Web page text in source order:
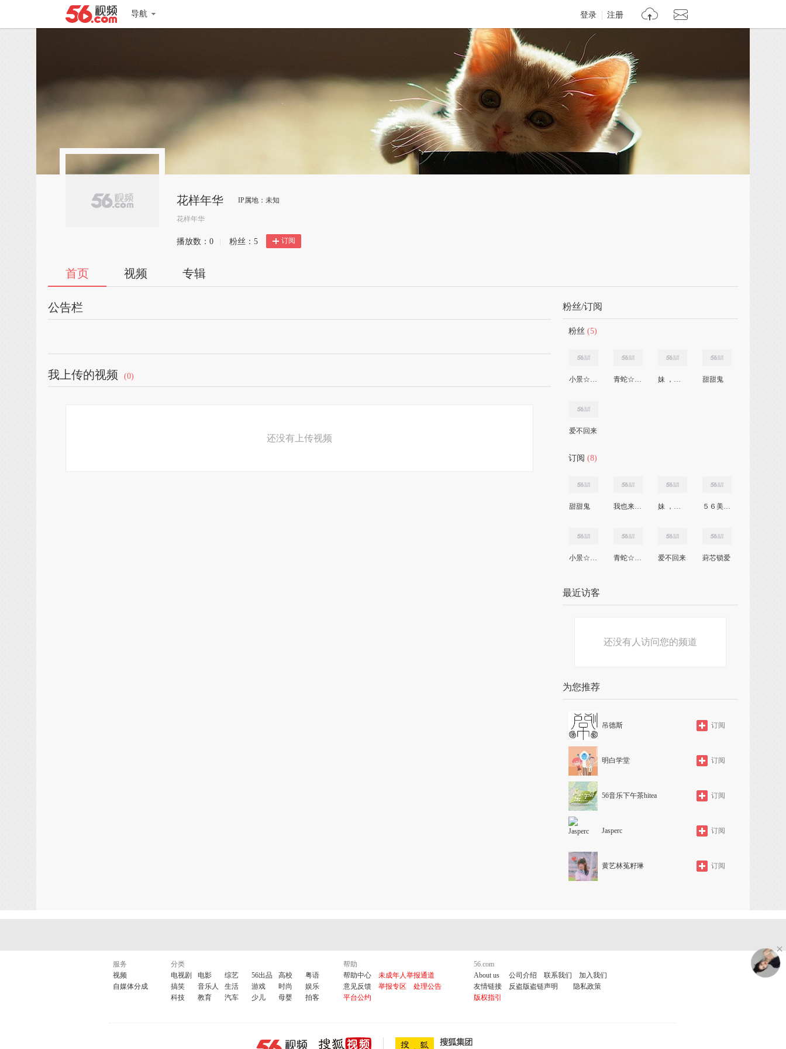
导航 登录 注册
花样年华 IP属地：未知
花样年华
播放数： 0 粉丝： 5 订阅
首页 视频 专辑
公告栏
我上传的视频 (0)
还没有上传视频
粉丝/订阅
粉丝 (5)
小景☆之星 青蛇☆·翼 妹 ，灬精榊 甜甜鬼
爱不回来
订阅 (8)
甜甜鬼 我也来了56 妹 ，灬精榊 ５６美女主播
小景☆之星 青蛇☆·翼 爱不回来 葑芯锁爱
最近访客
还没有人访问您的频道
为您推荐
吊德斯 订阅
明白学堂 订阅
56音乐下午茶hitea 订阅
Jasperc 订阅
黄艺林菟籽琳 订阅
服务
视频
自媒体分成
分类
电视剧
电影 综艺 56出品 高校
粤语
搞笑
音乐人 生活 游戏 时尚
娱乐
科技
教育 汽车 少儿 母婴 拍客
帮助
帮助中心
未成年人举报通道
意见反馈
举报专区
处理公告
平台公约
56.com
About us
公司介绍 联系我们
加入我们
友情链接
反盗版盗链声明
隐私政策
版权指引